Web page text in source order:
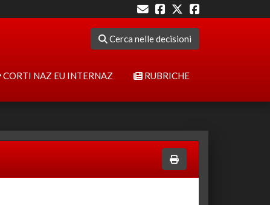
Cerca nelle decisioni
CORTI NAZ EU INTERNAZ RUBRICHE